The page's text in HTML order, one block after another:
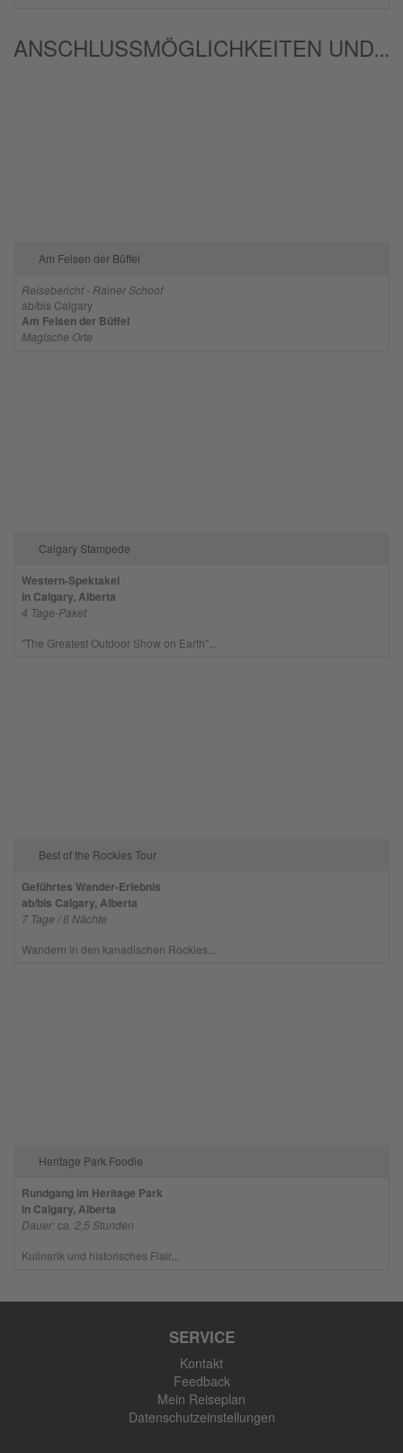
ANSCHLUSSMÖGLICHKEITEN UND/ODER ALTERNATIVEN:
Am Felsen der Büffel
Reisebericht - Rainer Schoof
ab/bis Calgary
Am Felsen der Büffel
Magische Orte
Calgary Stampede
Western-Spektakel
in Calgary, Alberta
4 Tage-Paket
"The Greatest Outdoor Show on Earth"...
Best of the Rockies Tour
Geführtes Wander-Erlebnis
ab/bis Calgary, Alberta
7 Tage / 6 Nächte
Wandern in den kanadischen Rockies...
Heritage Park Foodie
Rundgang im Heritage Park
in Calgary, Alberta
Dauer: ca. 2,5 Stunden
Kulinarik und historisches Flair...
SERVICE
Kontakt
Feedback
Mein Reiseplan
Datenschutzeinstellungen